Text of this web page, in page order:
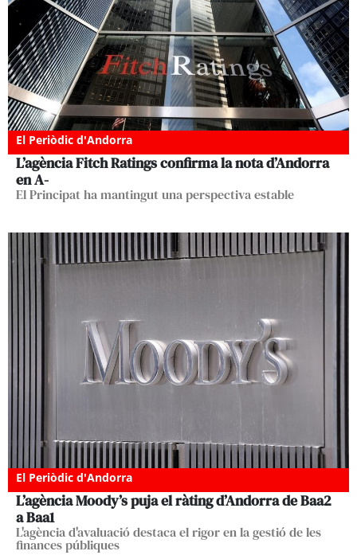
El Periòdic d'Andorra
L’agència Fitch Ratings confirma la nota d’Andorra
en A-
El Principat ha mantingut una perspectiva estable
El Periòdic d'Andorra
L’agència Moody’s puja el ràting d’Andorra de Baa2
a Baa1
L'agència d'avaluació destaca el rigor en la gestió de les
finances públiques